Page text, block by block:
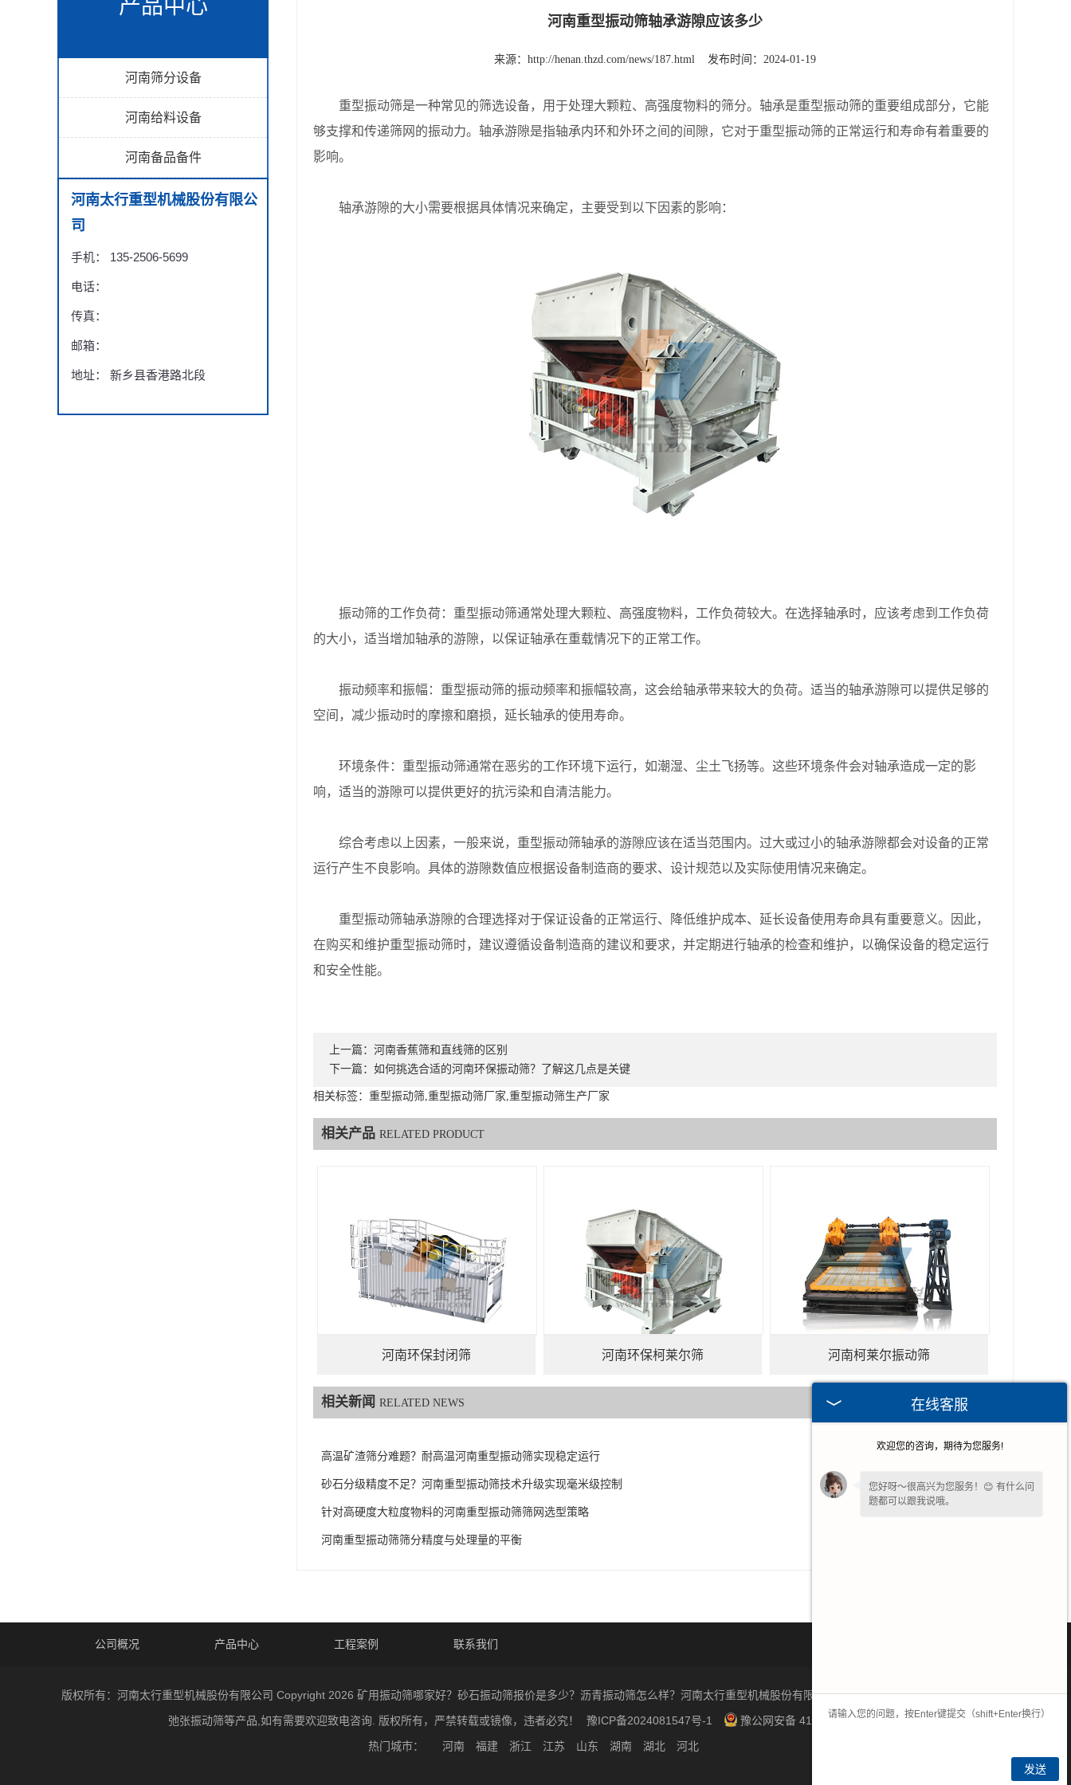
产品中心
河南筛分设备
河南给料设备
河南备品备件
河南太行重型机械股份有限公
司
手机： 135-2506-5699
电话：
传真：
邮箱：
地址： 新乡县香港路北段
河南重型振动筛轴承游隙应该多少
来源： http://henan.thzd.com/news/187.html 发布时间：2024-01-19
重型振动筛是一种常见的筛选设备，用于处理大颗粒、高强度物料的筛分。轴承是重型振动筛的重要组成部分，它能
够支撑和传递筛网的振动力。轴承游隙是指轴承内环和外环之间的间隙，它对于重型振动筛的正常运行和寿命有着重要的
影响。
轴承游隙的大小需要根据具体情况来确定，主要受到以下因素的影响：
振动筛的工作负荷：重型振动筛通常处理大颗粒、高强度物料，工作负荷较大。在选择轴承时，应该考虑到工作负荷
的大小，适当增加轴承的游隙，以保证轴承在重载情况下的正常工作。
振动频率和振幅：重型振动筛的振动频率和振幅较高，这会给轴承带来较大的负荷。适当的轴承游隙可以提供足够的
空间，减少振动时的摩擦和磨损，延长轴承的使用寿命。
环境条件：重型振动筛通常在恶劣的工作环境下运行，如潮湿、尘土飞扬等。这些环境条件会对轴承造成一定的影
响，适当的游隙可以提供更好的抗污染和自清洁能力。
综合考虑以上因素，一般来说，重型振动筛轴承的游隙应该在适当范围内。过大或过小的轴承游隙都会对设备的正常
运行产生不良影响。具体的游隙数值应根据设备制造商的要求、设计规范以及实际使用情况来确定。
重型振动筛轴承游隙的合理选择对于保证设备的正常运行、降低维护成本、延长设备使用寿命具有重要意义。因此，
在购买和维护重型振动筛时，建议遵循设备制造商的建议和要求，并定期进行轴承的检查和维护，以确保设备的稳定运行
和安全性能。
上一篇： 河南香蕉筛和直线筛的区别
下一篇： 如何挑选合适的河南环保振动筛？了解这几点是关键
相关标签：重型振动筛,重型振动筛厂家,重型振动筛生产厂家
相关产品 RELATED PRODUCT
河南环保封闭筛 河南环保柯莱尔筛 河南柯莱尔振动筛
相关新闻 RELATED NEWS
高温矿渣筛分难题？耐高温河南重型振动筛实现稳定运行
砂石分级精度不足？河南重型振动筛技术升级实现毫米级控制 2025-05-24
针对高硬度大粒度物料的河南重型振动筛筛网选型策略
河南重型振动筛筛分精度与处理量的平衡
公司概况 产品中心 工程案例 联系我们
版权所有：河南太行重型机械股份有限公司 Copyright 2026 矿用振动筛哪家好？砂石振动筛报价是多少？沥青振动筛怎么样？河南太行重型机械股份有限公司主营产品有沥青振动筛,重型振动筛,
弛张振动筛等产品,如有需要欢迎致电咨询. 版权所有，严禁转载或镜像，违者必究！
豫ICP备2024081547号-1
豫公网安备 41072102000858号
热门城市：
河南 福建 浙江 江苏 山东 湖南 湖北 河北
在线客服
欢迎您的咨询，期待为您服务!
您好呀～很高兴为您服务！😊 有什么问
题都可以跟我说哦。
发送